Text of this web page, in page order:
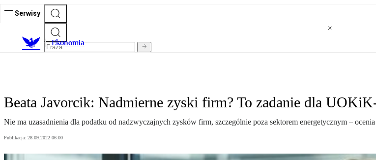
Serwisy
Ekonomia
Beata Javorcik: Nadmierne zyski firm? To zadanie dla
Nie ma uzasadnienia dla podatku od nadzwyczajnych zysków firm, szczególnie poza sektorem energetycznym –
Publikacja: 28.09.2022 06:00